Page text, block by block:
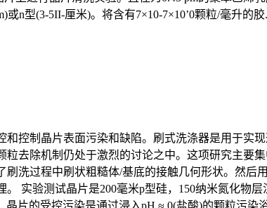
n型(3-5II-厘米)。将含有7×10-7×10’0颗粒/毫升的胶
控制晶片表面污染和缺陷。刷式洗涤器是用于实
去除机制仍处于激烈的讨论之中。这项研究主要
洗过程中刷状粗糙体/基底的接触几何形状。然后
实验测试晶片是200毫米p型硅，150纳米氮化物
晶片的受控污染是通过浸入pH ≈ 0(盐酸)的颗粒污染